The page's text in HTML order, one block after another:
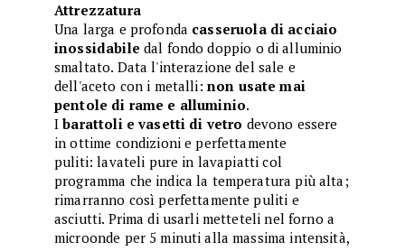
Attrezzatura
Una larga e profonda casseruola di acciaio
inossidabile dal fondo doppio o di alluminio
smaltato. Data l'interazione del sale e
dell'aceto con i metalli: non usate mai
pentole di rame e alluminio.
Ibarattoli e vasetti di vetro devono essere
in ottime condizioni e perfettamente
puliti: lavateli pure in lavapiatti col
programma che indica la temperatura più alta;
rimarranno così perfettamente puliti e
asciutti. Prima di usarli metteteli nel forno a
microonde per 5 minuti alla massima intensità,